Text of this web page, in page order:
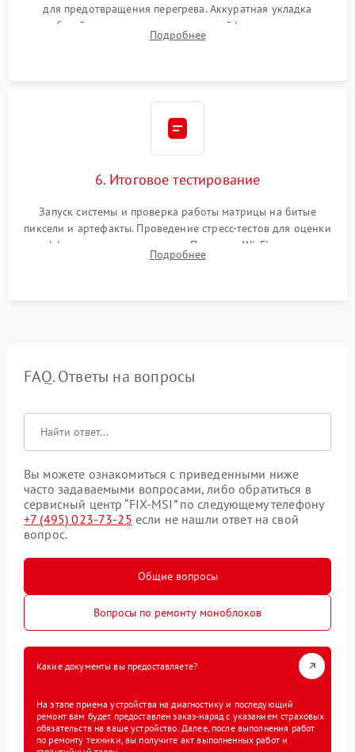
для предотвращения перегрева. Аккуратная укладка
кабелей, подключение хрупких шлейфов матрицы и
надежная фиксация всех элементов внутри корпуса
Подробнее
6. Итоговое тестирование
Запуск системы и проверка работы матрицы на битые
пиксели и артефакты. Проведение стресс-тестов для оценки
эффективности охлаждения. Проверка Wi-Fi, камеры,
микрофона и всех портов перед выдачей устройства.
Подробнее
FAQ. Ответы на вопросы
Вы можете ознакомиться с приведенными ниже
часто задаваемыми вопросами, либо обратиться в
сервисный центр “FIX-MSI” по следующему телефону
+7 (495) 023-73-25 если не нашли ответ на свой
вопрос.
Общие вопросы
Вопросы по ремонту моноблоков
Какие документы вы предоставляете?
На этапе приема устройства на диагностику и последующий
ремонт вам будет предоставлен заказ-наряд с указанием страховых
обязательств на ваше устройство. Далее, после выполнения работ
по ремонту техники, вы получите акт выполненных работ и